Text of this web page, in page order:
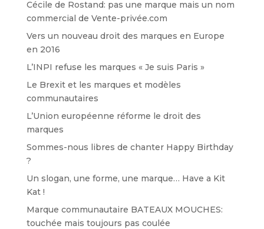
Cécile de Rostand: pas une marque mais un nom
commercial de Vente-privée.com
Vers un nouveau droit des marques en Europe
en 2016
L’INPI refuse les marques « Je suis Paris »
Le Brexit et les marques et modèles
communautaires
L’Union européenne réforme le droit des
marques
Sommes-nous libres de chanter Happy Birthday
?
Un slogan, une forme, une marque… Have a Kit
Kat !
Marque communautaire BATEAUX MOUCHES:
touchée mais toujours pas coulée